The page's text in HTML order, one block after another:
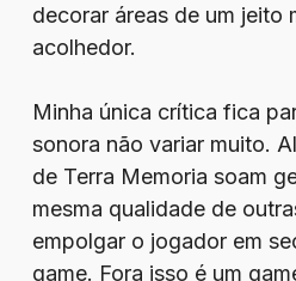
decorar áreas de um jeito
acolhedor.
Minha única crítica fica
sonora não variar muito.
de Terra Memoria soam
mesma qualidade de
empolgar o jogador em
game. Fora isso é um